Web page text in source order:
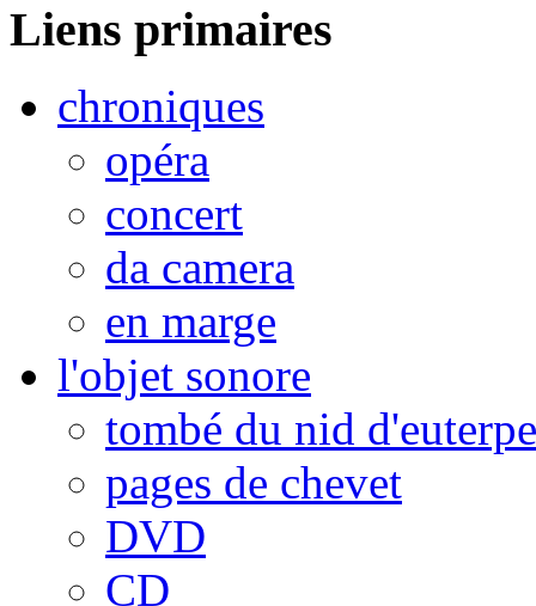
Liens primaires
chroniques
opéra
concert
da camera
en marge
l'objet sonore
tombé du nid d'euterpe
pages de chevet
DVD
CD